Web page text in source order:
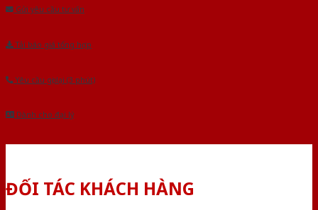
Gửi yêu cầu tư vấn
Tải báo giá tổng hợp
Yêu cầu gọi lại (3 phút)
Dành cho đại lý
ĐỐI TÁC KHÁCH HÀNG